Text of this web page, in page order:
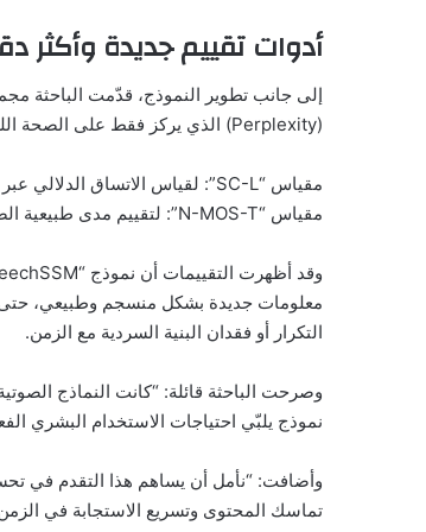
أدوات تقييم جديدة وأكثر
إلى جانب تطوير النموذج، قدّمت الباحثة
(Perplexity) الذي يركز فقط على الصحة اللغوية. وتشمل هذه الأدوات:
مقياس “SC-L”: لقياس الاتساق الدلالي عبر الزمن.
مقياس “N-MOS-T”: لتقييم مدى طبيعية الصوت مع مرور الوقت.
معلومات جديدة بشكل منسجم وطبيعي، حتى
التكرار أو فقدان البنية السردية مع الزمن.
وصرحت الباحثة قائلة: “كانت النماذج
نموذج يلبّي احتياجات الاستخدام البشري
وأضافت: “نأمل أن يساهم هذا التقدم في
تماسك المحتوى وتسريع الاستجابة في